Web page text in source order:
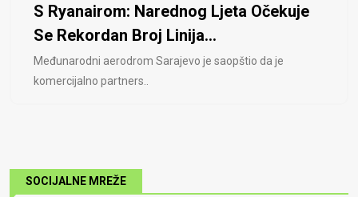
S Ryanairom: Narednog Ljeta Očekuje
Se Rekordan Broj Linija...
Međunarodni aerodrom Sarajevo je saopštio da je
komercijalno partners..
SOCIJALNE MREŽE